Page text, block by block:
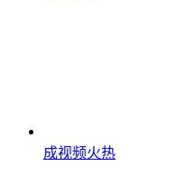
成视频火热